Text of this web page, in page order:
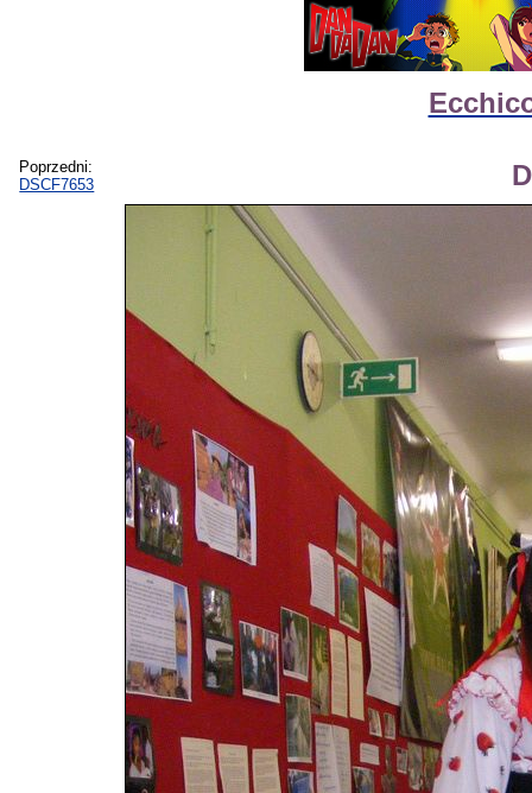
Poprzedni:
DSCF7653